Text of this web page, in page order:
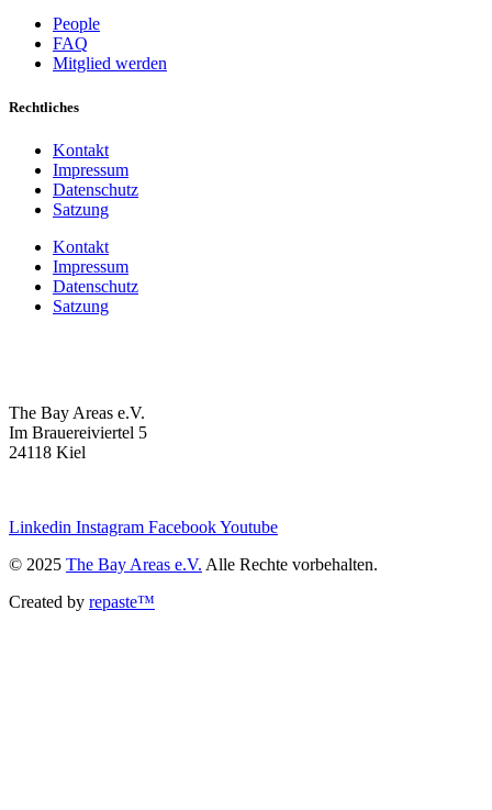
People
FAQ
Mitglied werden
Rechtliches
Kontakt
Impressum
Datenschutz
Satzung
Kontakt
Impressum
Datenschutz
Satzung
The Bay Areas e.V.
Im Brauereiviertel 5
24118 Kiel
Linkedin Instagram FacebookYoutube
© 2025 The Bay Areas e.V. Alle Rechte vorbehalten.
Created by repaste™